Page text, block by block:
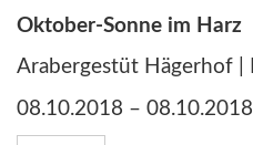
Oktober-Sonne im Harz
Arabergestüt Hägerhof |
08.10.2018 – 08.10.2018